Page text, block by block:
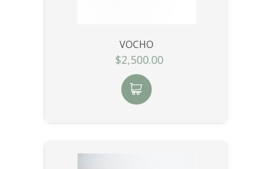
VOCHO
$2,500.00